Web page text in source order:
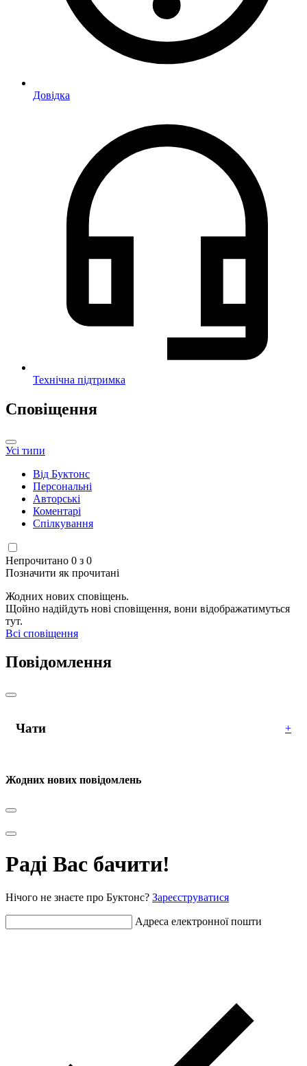
Довідка
Технічна підтримка
Сповіщення
Усі типи
Від Буктонс
Персональні
Авторські
Коментарі
Спілкування
Непрочитано 0 з 0
Позначити як прочитані
Жодних нових сповіщень.
Щойно надійдуть нові сповіщення, вони відображатимуться
тут.
Всі сповіщення
Повідомлення
Чати +
Жодних нових повідомлень
Раді Вас бачити!
Нічого не знаєте про Буктонс? Зареєструватися
Адреса електронної пошти